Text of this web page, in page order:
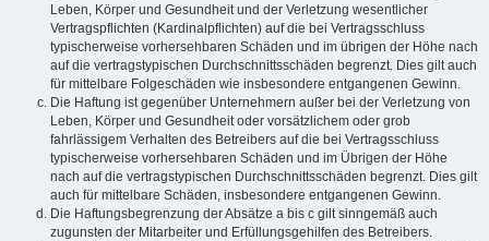
Leben, Körper und Gesundheit und der Verletzung wesentlicher
Vertragspflichten (Kardinalpflichten) auf die bei Vertragsschluss
typischerweise vorhersehbaren Schäden und im übrigen der Höhe nach
auf die vertragstypischen Durchschnittsschäden begrenzt. Dies gilt auch
für mittelbare Folgeschäden wie insbesondere entgangenen Gewinn.
Die Haftung ist gegenüber Unternehmern außer bei der Verletzung von
Leben, Körper und Gesundheit oder vorsätzlichem oder grob
fahrlässigem Verhalten des Betreibers auf die bei Vertragsschluss
typischerweise vorhersehbaren Schäden und im Übrigen der Höhe
nach auf die vertragstypischen Durchschnittsschäden begrenzt. Dies gilt
auch für mittelbare Schäden, insbesondere entgangenen Gewinn.
Die Haftungsbegrenzung der Absätze a bis c gilt sinngemäß auch
zugunsten der Mitarbeiter und Erfüllungsgehilfen des Betreibers.